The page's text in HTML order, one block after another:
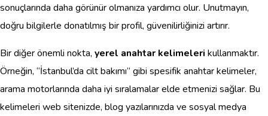
sonuçlarında daha görünür olmanıza yardımcı olur. Unutmayın,
doğru bilgilerle donatılmış bir profil, güvenilirliğinizi artırır.
Bir diğer önemli nokta, yerel anahtar kelimeleri kullanmaktır.
Örneğin, “İstanbul’da cilt bakımı” gibi spesifik anahtar kelimeler,
arama motorlarında daha iyi sıralamalar elde etmenizi sağlar. Bu
kelimeleri web sitenizde, blog yazılarınızda ve sosyal medya